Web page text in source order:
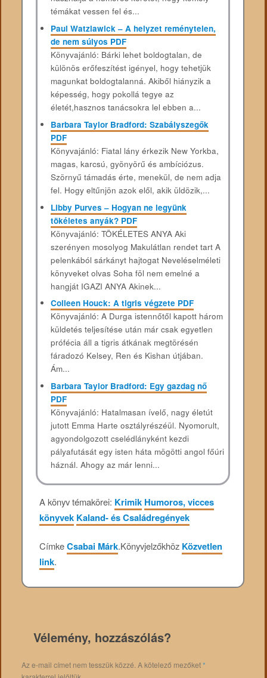
témákat vessen fel és...
Paul Watzlawick – A helyzet reménytelen,
de nem súlyos PDF
Könyvajánló: Bárki lehet boldogtalan, de
különös erőfeszítést igényel, hogy tehetjük
magunkat boldogtalanná. Akiből hiányzik a
képesség, hogy pokollá tegye az
életét,hasznos tanácsokra lel ebben a...
Barbara Taylor Bradford: Szabályszegők
PDF
Könyvajánló: Fiatal ​lány érkezik New Yorkba,
magas, karcsú, gyönyörű és ambíciózus.
Szörnyű támadás érte, menekül, de nem adja
fel. Hogy eltűnjön azok elől, akik üldözik,...
Libby Purves – Hogyan ne legyünk
tökéletes anyák? PDF
Könyvajánló: TÖKÉLETES ANYA Aki
szerényen mosolyog Makulátlan rendet tart A
pelenkából sárkányt hajtogat Neveléselméleti
könyveket olvas Soha föl nem emelné a
hangját IGAZI ANYA Akinek...
Colleen Houck: A tigris végzete PDF
Könyvajánló: A Durga istennőtől kapott három
küldetés teljesítése után már csak egyetlen
prófécia áll a tigris átkának megtörésén
fáradozó Kelsey, Ren és Kishan útjában.
Ám...
Barbara Taylor Bradford: Egy ​gazdag nő
PDF
Könyvajánló: Hatalmasan ​ívelő, nagy életút
jutott Emma Harte osztályrészéül. Nyomorult,
agyondolgozott cselédlányként kezdi
pályafutását egy isten háta mögötti angol főúri
háznál. Ahogy az már lenni...
A könyv témakörei: Krimik Humoros, vicces
könyvek Kaland- és Családregények
CímkeCsabai Márk.Könyvjelzőkhöz Közvetlen
link.
Vélemény, hozzászólás?
Az e-mail címet nem tesszük közzé. A kötelező mezőket*